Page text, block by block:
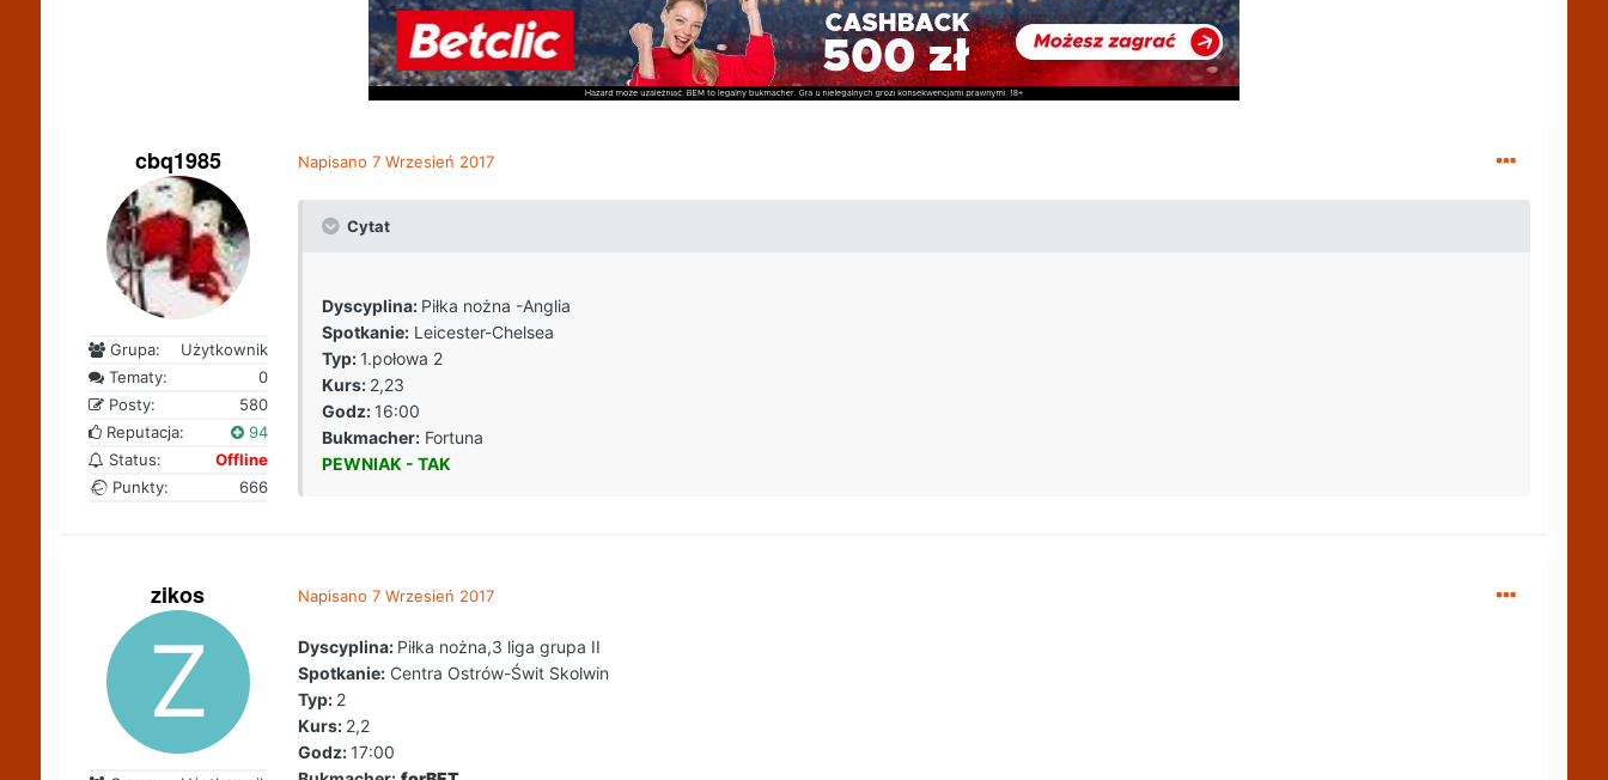
cbq1985
Grupa:
Użytkownik
Tematy:
0
Posty:
580
Reputacja:
94
Status:
Offline
Punkty:
666
Napisano 7 Wrzesień 2017
Cytat
Dyscyplina: Piłka nożna -Anglia
Spotkanie:Leicester-Chelsea
Typ: 1.połowa 2
Kurs: 2,23
Godz: 16:00
Bukmacher:Fortuna
PEWNIAK - TAK
zikos Napisano 7 Wrzesień 2017
Dyscyplina: Piłka nożna,3 liga grupa II
Spotkanie:Centra Ostrów-Świt Skolwin
Typ: 2
Kurs: 2,2
Godz: 17:00